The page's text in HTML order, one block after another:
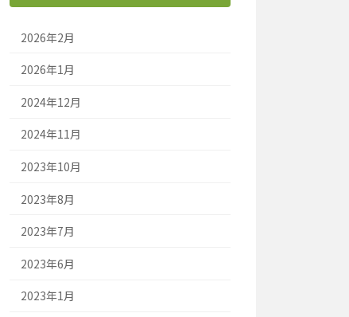
2026年2月
2026年1月
2024年12月
2024年11月
2023年10月
2023年8月
2023年7月
2023年6月
2023年1月